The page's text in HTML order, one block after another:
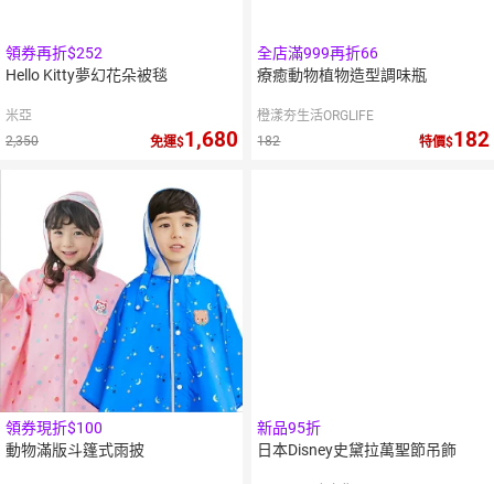
領券再折$252
Hello Kitty夢幻花朵被毯
米亞
2,350
免運 1,680
全店滿999再折66
療癒動物植物造型調味瓶
橙漾夯生活ORGLIFE
182
特價 182
領券現折$100
動物滿版斗篷式雨披
新品95折
日本Disney史黛拉萬聖節吊飾